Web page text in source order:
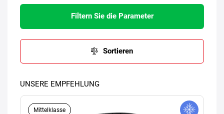
Filtern Sie die Parameter
Sortieren
UNSERE EMPFEHLUNG
Mittelklasse